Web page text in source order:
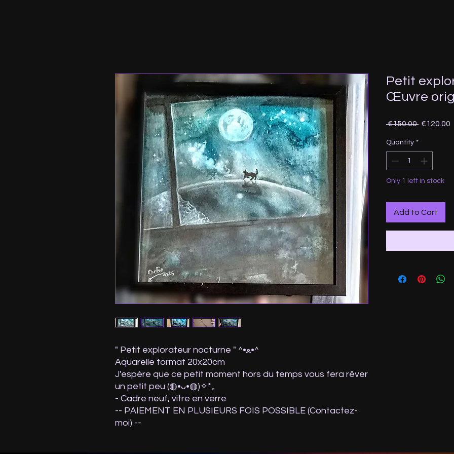
" Petit explorateur nocturne " ^⁠•⁠ﻌ⁠•⁠^
Aquarelle format 20x20cm
J'espère que ce petit moment hors du temps vous fera rêver
un petit peu (⁠◍⁠•⁠ᴗ⁠•⁠◍⁠)⁠✧⁠*⁠。
- Cadre neuf, vitre en verre
-- PAIEMENT EN PLUSIEURS FOIS POSSIBLE (Contactez-
moi) --
Petit
Œuvre
€150.00 Regular
€120.00
Quantity *
Only 1 left in stock
Add to Cart